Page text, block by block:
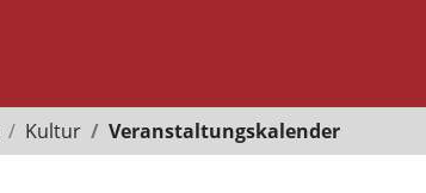
Kultur Veranstaltungskalender